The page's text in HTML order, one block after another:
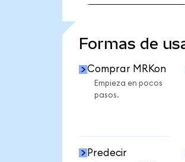
Formas de
Comprar MRKon
Empieza en pocos
pasos.
Predecir